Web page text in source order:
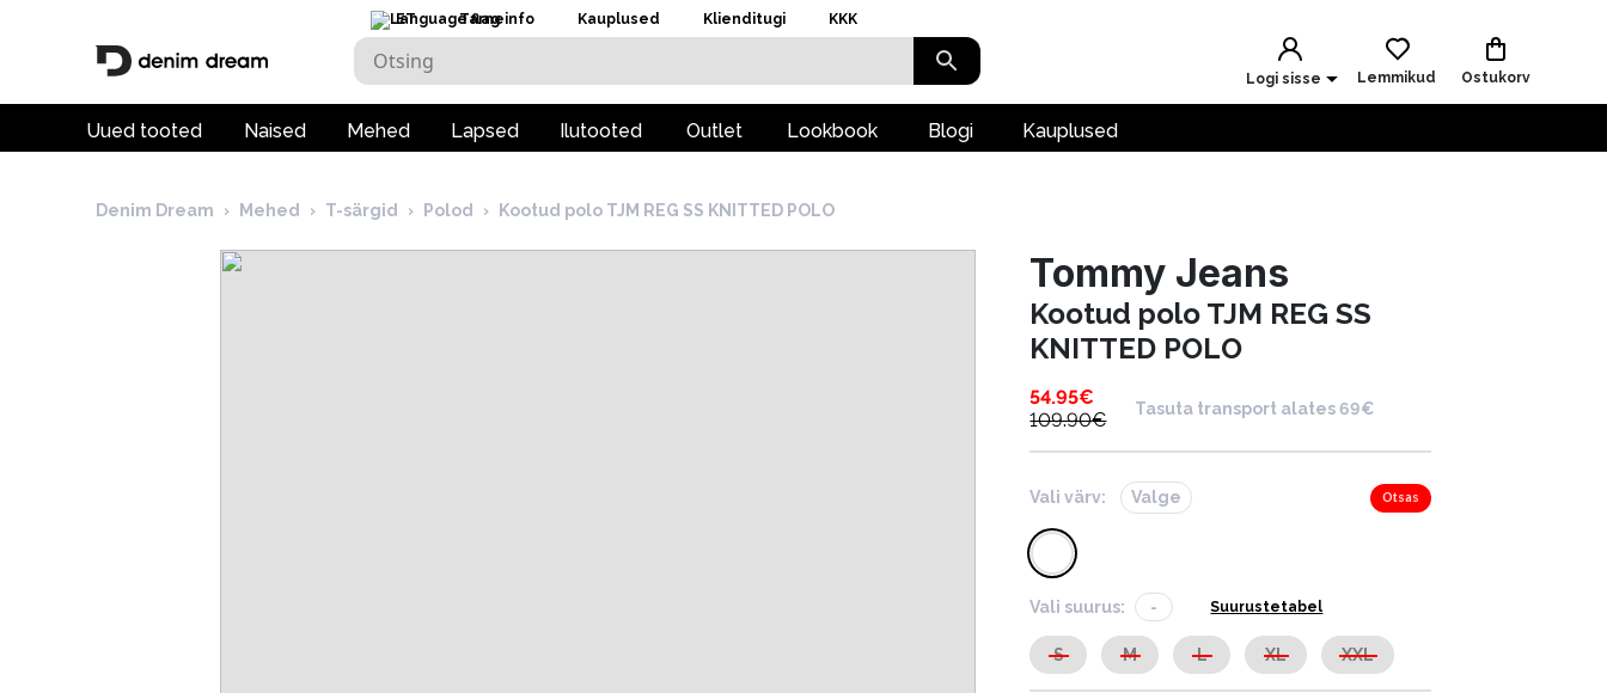
ET Tarneinfo Kauplused Klienditugi KKK
Logi sisse Lemmikud Ostukorv
Uued tooted Naised Mehed Lapsed Ilutooted Outlet Lookbook Blogi Kauplused
Denim Dream › Mehed › T-särgid › Polod › Kootud polo TJM REG SS KNITTED POLO
Tommy Jeans
Kootud polo TJM REG SS
KNITTED POLO
54.95€
109.90€
Tasuta transport alates 69€
Vali värv: Valge Otsas
Vali suurus: - Suurustetabel
S M L XL XXL